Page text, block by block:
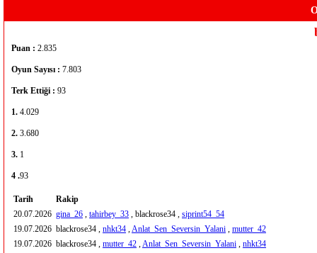
Puan : 2.835
Oyun Sayısı : 7.803
Terk Ettiği : 93
1. 4.029
2. 3.680
3. 1
4 .93
Tarih
Rakip
20.07.2026 gina_26 , tahirbey_33 , blackrose34 , siprint54_54
19.07.2026 blackrose34 , nhkt34 ,Anlat_Sen_Seversin_Yalani , mutter_42
19.07.2026 blackrose34 , mutter_42 ,Anlat_Sen_Seversin_Yalani , nhkt34